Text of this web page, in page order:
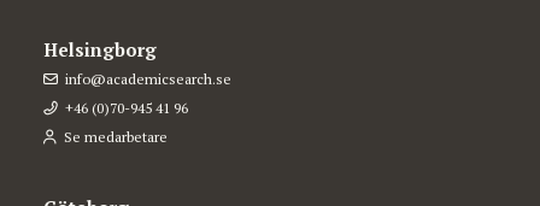
Helsingborg
info@academicsearch.se
+46 (0)70-945 41 96
Se medarbetare